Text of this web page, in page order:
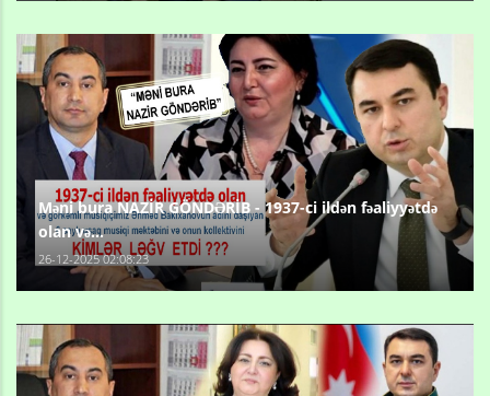
Məni bura NAZİR GÖNDƏRİB - 1937-ci ildən fəaliyyətdə
olan və...
26-12-2025 02:08:23